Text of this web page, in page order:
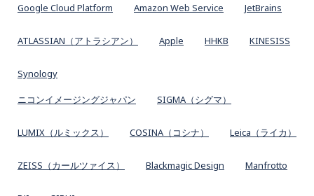
Google Cloud Platform Amazon Web Service JetBrains
ATLASSIAN（アトラシアン） Apple HHKB KINESISS
Synology
ニコンイメージングジャパン SIGMA（シグマ）
LUMIX（ルミックス） COSINA（コシナ） Leica（ライカ）
ZEISS（カールツァイス） Blackmagic Design Manfrotto